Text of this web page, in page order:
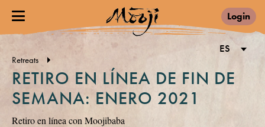
Login
Retreats
RETIRO EN LÍNEA DE FIN DE
SEMANA: ENERO 2021
Retiro en línea con Moojibaba
ES